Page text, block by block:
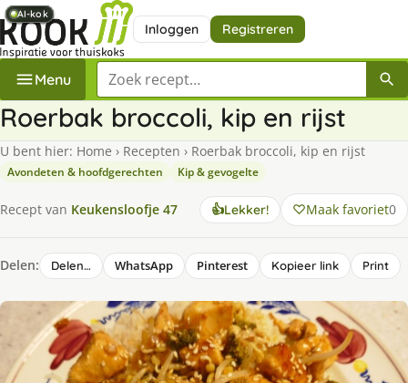
Inloggen Registreren
Menu Zoek een recept
Roerbak broccoli, kip en rijst
U bent hier: Home › Recepten › Roerbak broccoli, kip en rijst
Avondeten & hoofdgerechten Kip & gevogelte
Recept van Keukensloofje 47 👍Lekker! Maak favoriet0
Delen: Delen… WhatsApp Pinterest Kopieer link Print
AI-kok
AI-kok
AI-kok
AI-kok
AI-kok
AI-kok
AI-kok
AI-kok